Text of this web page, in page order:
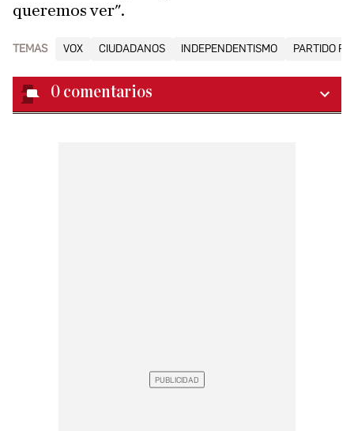
queremos ver".
TEMAS VOX CIUDADANOS INDEPENDENTISMO PARTIDO
0 comentarios